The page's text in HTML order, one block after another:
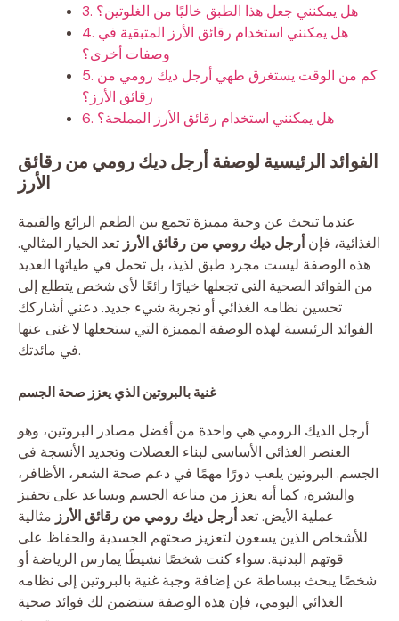
3. هل يمكنني جعل هذا الطبق خاليًا من الغلوتين؟
4. هل يمكنني استخدام رقائق الأرز المتبقية في
وصفات أخرى؟
5. كم من الوقت يستغرق طهي أرجل ديك رومي من
رقائق الأرز؟
6. هل يمكنني استخدام رقائق الأرز المملحة؟
الفوائد الرئيسية لوصفة أرجل ديك رومي من رقائق
الأرز
عندما تبحث عن وجبة مميزة تجمع بين الطعم الرائع والقيمة
الغذائية، فإنأرجل ديك رومي من رقائق الأرز تعد الخيار المثالي.
هذه الوصفة ليست مجرد طبق لذيذ، بل تحمل في طياتها العديد
من الفوائد الصحية التي تجعلها خيارًا رائعًا لأي شخص يتطلع إلى
تحسين نظامه الغذائي أو تجربة شيء جديد. دعني أشاركك
الفوائد الرئيسية لهذه الوصفة المميزة التي ستجعلها لا غنى عنها
في مائدتك.
غنية بالبروتين الذي يعزز صحة الجسم
أرجل الديك الرومي هي واحدة من أفضل مصادر البروتين، وهو
العنصر الغذائي الأساسي لبناء العضلات وتجديد الأنسجة في
الجسم. البروتين يلعب دورًا مهمًا في دعم صحة الشعر، الأظافر،
والبشرة، كما أنه يعزز من مناعة الجسم ويساعد على تحفيز
عملية الأيض. تعدأرجل ديك رومي من رقائق الأرز مثالية
للأشخاص الذين يسعون لتعزيز صحتهم الجسدية والحفاظ على
قوتهم البدنية. سواء كنت شخصًا نشيطًا يمارس الرياضة أو
شخصًا يبحث ببساطة عن إضافة وجبة غنية بالبروتين إلى نظامه
الغذائي اليومي، فإن هذه الوصفة ستضمن لك فوائد صحية